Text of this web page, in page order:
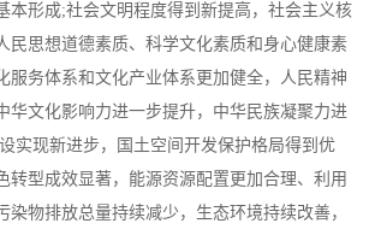
本形成;社会文明程度得到新提高，社会主义核
民思想道德素质、科学文化素质和身心健康素
服务体系和文化产业体系更加健全，人民精神
华文化影响力进一步提升，中华民族凝聚力进
实现新进步，国土空间开发保护格局得到优
转型成效显著，能源资源配置更加合理、利用
染物排放总量持续减少，生态环境持续改善，